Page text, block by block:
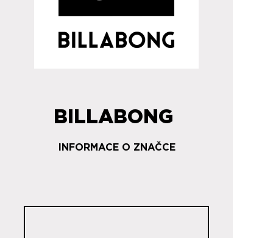
BILLABONG
INFORMACE O ZNAČCE